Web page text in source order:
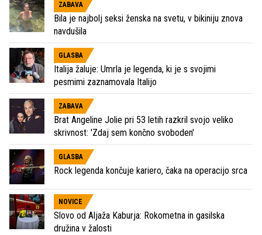
ZABAVA
Bila je najbolj seksi ženska na svetu, v bikiniju znova
navdušila
GLASBA
Italija žaluje: Umrla je legenda, ki je s svojimi
pesmimi zaznamovala Italijo
ZABAVA
Brat Angeline Jolie pri 53 letih razkril svojo veliko
skrivnost: 'Zdaj sem končno svoboden'
GLASBA
Rock legenda končuje kariero, čaka na operacijo srca
NOVICE
Slovo od Aljaža Kaburja: Rokometna in gasilska
družina v žalosti